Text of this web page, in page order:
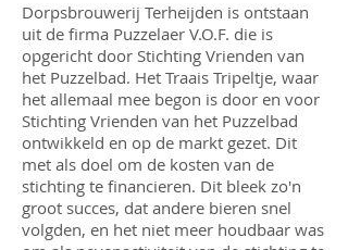
Dorpsbrouwerij Terheijden is ontstaan
uit de firma Puzzelaer V.O.F. die is
opgericht door Stichting Vrienden van
het Puzzelbad. Het Traais Tripeltje, waar
het allemaal mee begon is door en voor
Stichting Vrienden van het Puzzelbad
ontwikkeld en op de markt gezet. Dit
met als doel om de kosten van de
stichting te financieren. Dit bleek zo'n
groot succes, dat andere bieren snel
volgden, en het niet meer houdbaar was